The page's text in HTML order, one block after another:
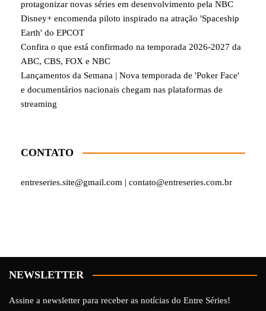
protagonizar novas séries em desenvolvimento pela NBC
Disney+ encomenda piloto inspirado na atração 'Spaceship
Earth' do EPCOT
Confira o que está confirmado na temporada 2026-2027 da
ABC, CBS, FOX e NBC
Lançamentos da Semana | Nova temporada de 'Poker Face'
e documentários nacionais chegam nas plataformas de
streaming
CONTATO
entreseries.site@gmail.com | contato@entreseries.com.br
NEWSLETTER
Assine a newsletter para receber as notícias do Entre Séries!